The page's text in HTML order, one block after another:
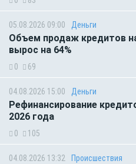
05.08.2026 09:00 Деньги
Объем продаж кредитов
вырос на 64%
0 69
04.08.2026 15:00 Деньги
Рефинансирование
2026 года
0 105
04.08.2026 13:32 Происшествия